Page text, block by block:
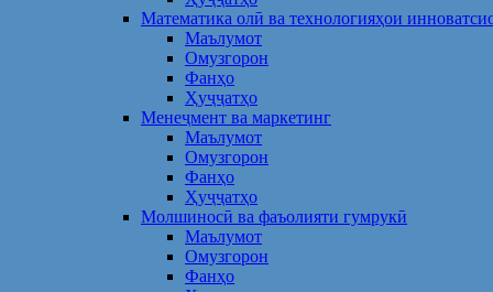
Математика олӣ ва технологияҳои
Маълумот
Омузгорон
Фанҳо
Ҳуҷҷатҳо
Менеҷмент ва маркетинг
Маълумот
Омузгорон
Фанҳо
Ҳуҷҷатҳо
Молшиносӣ ва фаъолияти гумрукӣ
Маълумот
Омузгорон
Фанҳо